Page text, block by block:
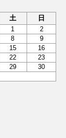
土 日
1
2
8
9
15
16
22
23
29
30